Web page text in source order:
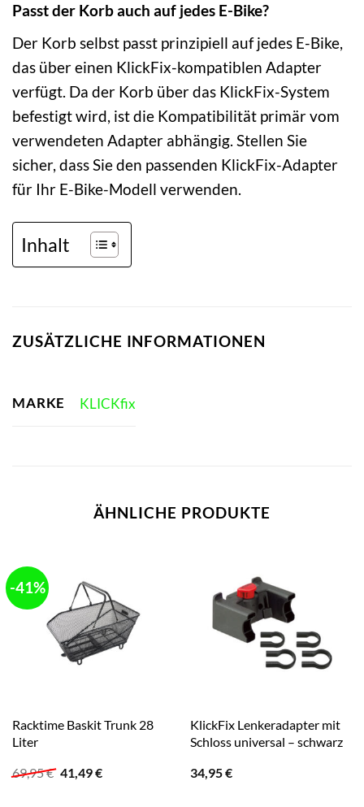
Passt der Korb auch auf jedes E-Bike?
Der Korb selbst passt prinzipiell auf jedes E-Bike,
das über einen KlickFix-kompatiblen Adapter
verfügt. Da der Korb über das KlickFix-System
befestigt wird, ist die Kompatibilität primär vom
verwendeten Adapter abhängig. Stellen Sie
sicher, dass Sie den passenden KlickFix-Adapter
für Ihr E-Bike-Modell verwenden.
Inhalt
ZUSÄTZLICHE INFORMATIONEN
MARKE KLICKfix
ÄHNLICHE PRODUKTE
-41%
Racktime Baskit Trunk 28
Liter
69,95€ Ursprünglicher
Preis
41,49€Aktueller
KlickFix Lenkeradapter mit
Schloss universal – schwarz
34,95€